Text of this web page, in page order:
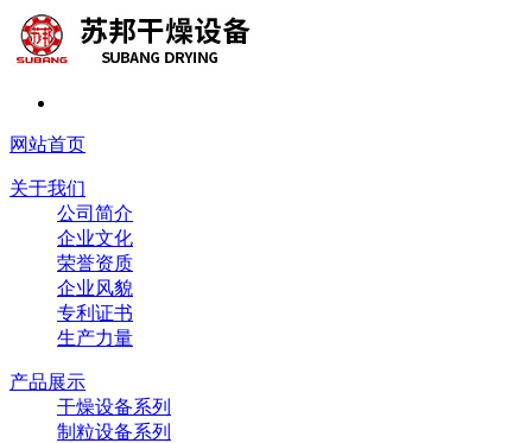
网站首页
关于我们
公司简介
企业文化
荣誉资质
企业风貌
专利证书
生产力量
产品展示
干燥设备系列
制粒设备系列